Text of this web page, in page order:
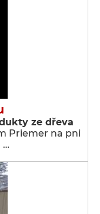
ze dřeva
Priemer na pni
…